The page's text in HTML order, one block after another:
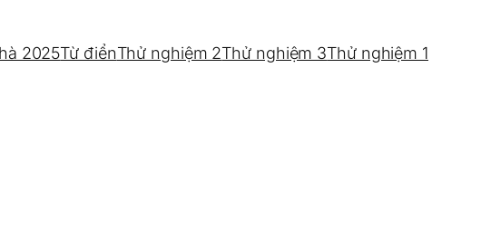
2025Từ điểnThử nghiệm 2Thử nghiệm 3Thử nghiệm 1